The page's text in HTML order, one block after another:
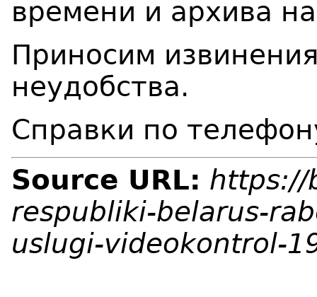
времени и архива
Приносим
неудобства.
Справки по
Source URL: https://
respubliki-belarus-
uslugi-videokontrol-